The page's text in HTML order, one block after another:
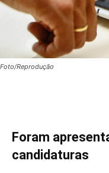
Foto/Reprodução
Foram
candidaturas